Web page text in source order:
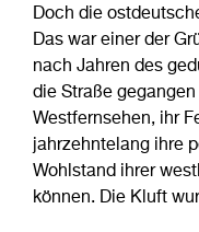
Doch die
Das war einer der
nach Jahren des
die Straße
Westfernsehen, ihr
jahrzehntelang ihre
Wohlstand ihrer
können. Die Kluft